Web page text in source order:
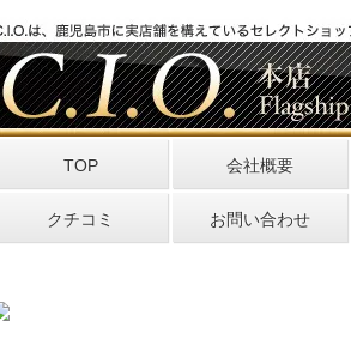
TOP 会社概要
クチコミ お問い合わせ